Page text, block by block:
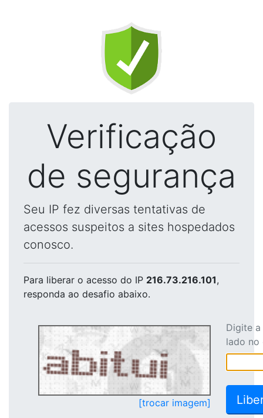
Verificação
de segurança
Seu IP fez diversas tentativas de
acessos suspeitos a sites hospedados
conosco.
Para liberar o acesso do IP 216.73.216.101,
responda ao desafio abaixo.
[trocar imagem]
Digite
lado no